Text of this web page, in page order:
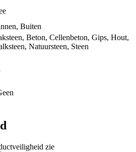
, Buiten
, Beton, Cellenbeton, Gips, Hout,
, Natuursteen, Steen
zie